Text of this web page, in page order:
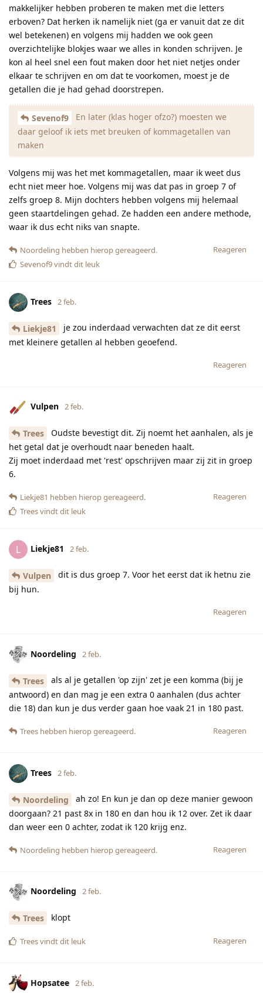
makkelijker hebben proberen te maken met die letters
erboven? Dat herken ik namelijk niet (ga er vanuit dat ze dit
wel betekenen) en volgens mij hadden we ook geen
overzichtelijke blokjes waar we alles in konden schrijven. Je
kon al heel snel een fout maken door het niet netjes onder
elkaar te schrijven en om dat te voorkomen, moest je de
getallen die je had gehad doorstrepen.
Sevenof9
En later (klas hoger ofzo?) moesten we
daar geloof ik iets met breuken of kommagetallen van
maken
Volgens mij was het met kommagetallen, maar ik weet dus
echt niet meer hoe. Volgens mij was dat pas in groep 7 of
zelfs groep 8. Mijn dochters hebben volgens mij helemaal
geen staartdelingen gehad. Ze hadden een andere methode,
waar ik dus echt niks van snapte.
Reageren
Noordeling hebben hierop gereageerd.
Sevenof9vindt dit leuk
Trees 2 feb.
Liekje81
je zou inderdaad verwachten dat ze dit eerst
met kleinere getallen al hebben geoefend.
Reageren
Vulpen 2 feb.
Trees
Oudste bevestigt dit. Zij noemt het aanhalen, als je
het getal dat je overhoudt naar beneden haalt.
Zij moet inderdaad met 'rest' opschrijven maar zij zit in groep
6.
Reageren
Liekje81 hebben hierop gereageerd.
Treesvindt dit leuk
L Liekje81 2 feb.
Vulpen
dit is dus groep 7. Voor het eerst dat ik hetnu zie
bij hun.
Reageren
Noordeling 2 feb.
Trees
als al je getallen 'op zijn' zet je een komma (bij je
antwoord) en dan mag je een extra 0 aanhalen (dus achter
die 18) dan kun je dus verder gaan hoe vaak 21 in 180 past.
Reageren
Trees hebben hierop gereageerd.
Trees 2 feb.
Noordeling
ah zo! En kun je dan op deze manier gewoon
doorgaan? 21 past 8x in 180 en dan hou ik 12 over. Zet ik daar
dan weer een 0 achter, zodat ik 120 krijg enz.
Reageren
Noordeling hebben hierop gereageerd.
Noordeling 2 feb.
Trees klopt
Reageren
Treesvindt dit leuk
Hopsatee 2 feb.